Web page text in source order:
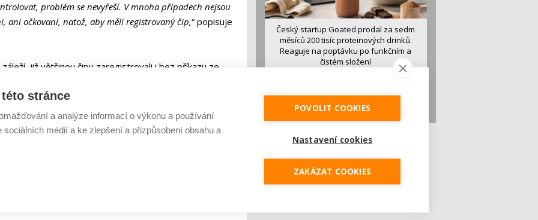
problém se nevyřeší. V mnoha případech nejsou
ani očkovaní, natož, aby měli registrovaný čip,“ popisuje
již většinou čipy zaregistrovali i bez příkazu ze
a útulkům práci. Po zaregistrování čipy také není od
že číslo čipu je v registrech opravu dohledatelné,“ dodává
Český startup Goated prodal za sedm
měsíců 200 tisíc proteinových drinků.
Reaguje na poptávku po funkčním a
čistém složení
vstupu...
stránce
a analýze informací o výkonu a používání
médií a ke zlepšení a přizpůsobení obsahu a
POVOLIT COOKIES
Nastavení cookies
ZAKÁZAT COOKIES